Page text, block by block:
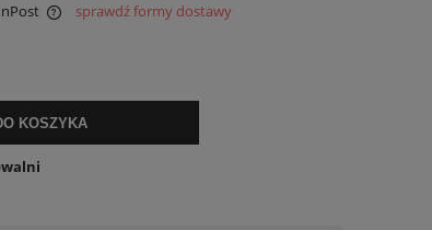
sprawdź formy dostawy
KOSZYKA